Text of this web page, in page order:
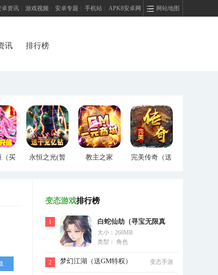
网站地图
卓资讯 游戏视频 安卓专题 手机站 APK8安卓网
讯 排行榜
（买
永恒之光(暂
教主之家
完美传奇（送
变态游戏排行榜
1
白蛇仙劫（寻宝无限真
充）
大小：268MB
类型： 角色
2 梦幻江湖（送GM特权） 变态手游